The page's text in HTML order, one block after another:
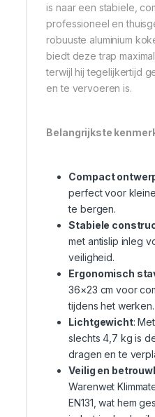
is naar een stabiele,
professioneel en
robuuste aluminium
biedt deze trap
terwijl hij tegelijkertijd
en te vervoeren is.
Belangrijkste
Compact
perfect voor
te bergen.
Stabiele
met antislip inleg
veiligheid.
Ergonomisch
36×23 cm voor
tijdens het werken.
Lichtgewicht:
slechts 4,7 kg is
dragen en te
Veilig en
Warenwet
EN131, wat hem